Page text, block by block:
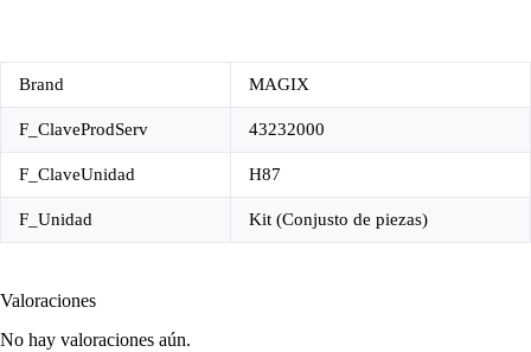
Brand MAGIX
F_ClaveProdServ 43232000
F_ClaveUnidad H87
F_Unidad Kit (Conjusto de piezas)
Valoraciones
No hay valoraciones aún.